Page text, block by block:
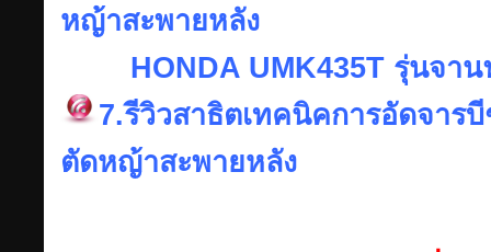
หญ้าสะพายหลัง
HONDA UMK435T รุ่นจาน
7.รีวิวสาธิตเทคนิคการอัดจารบี
ตัดหญ้าสะพายหลัง